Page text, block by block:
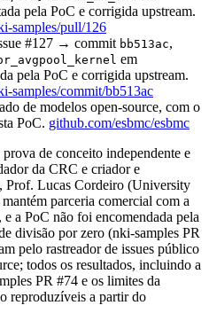
pela PoC e corrigida upstream.
samples/pull/126
#127 → commit bb513ac,
em
pela PoC e corrigida upstream.
samples/commit/bb513ac
de modelos open-source, com o
PoC. github.com/esbmc/esbmc
de conceito independente e
da CRC e criador e
Lucas Cordeiro (University
parceria comercial com a
a PoC não foi encomendada pela
divisão por zero (nki-samples PR
pelo rastreador de issues público
todos os resultados, incluindo a
PR #74 e os limites da
reproduzíveis a partir do